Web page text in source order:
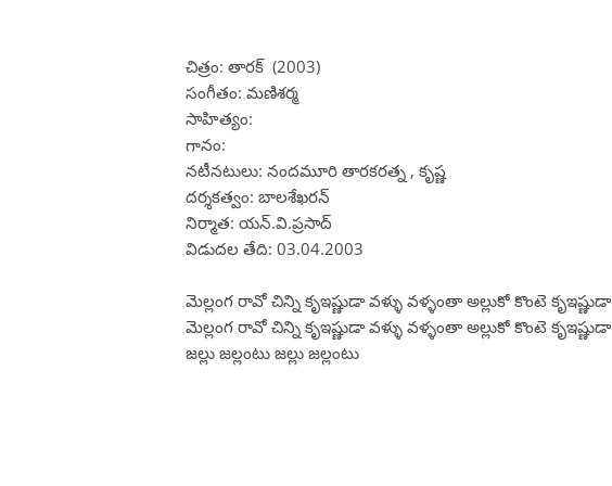
చిత్రం: తారక్ (2003)
సంగీతం: మణిశర్మ
సాహిత్యం:
గానం:
నటీనటులు: నందమూరి తారకరత్న , కృష్ణ
దర్శకత్వం: బాలశేఖరన్
నిర్మాత: యన్.వి.ప్రసాద్
విడుదల తేది: 03.04.2003
మెల్లంగ రావో చిన్ని కృఇష్ణుడా వళ్ళు వళ్ళంతా అల్లుకో కొంటె కృఇష్ణుడా
మెల్లంగ రావో చిన్ని కృఇష్ణుడా వళ్ళు వళ్ళంతా అల్లుకో కొంటె కృఇష్ణుడా
జల్లు జల్లంటు జల్లు జల్లంటు